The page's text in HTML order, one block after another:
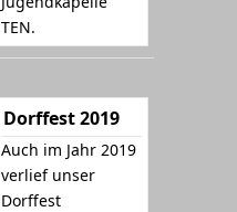
TEN.
Dorffest 2019
Auch im Jahr 2019
verlief unser
Dorffest